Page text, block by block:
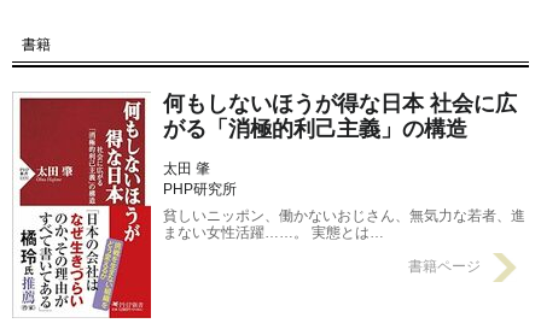
書籍
何もしないほうが得な日本 社会に広
がる「消極的利己主義」の構造
太田 肇
PHP研究所
貧しいニッポン、働かないおじさん、無気力な若者、進
まない女性活躍……。 実態とは…
書籍ページ